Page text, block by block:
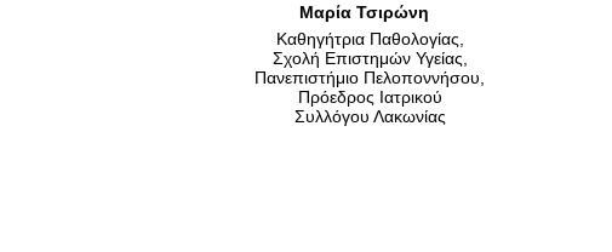
Μαρία Τσιρώνη
Καθηγήτρια Παθολογίας,
Σχολή Επιστημών Υγείας,
Πανεπιστήμιο Πελοποννήσου,
Πρόεδρος Ιατρικού
Συλλόγου Λακωνίας